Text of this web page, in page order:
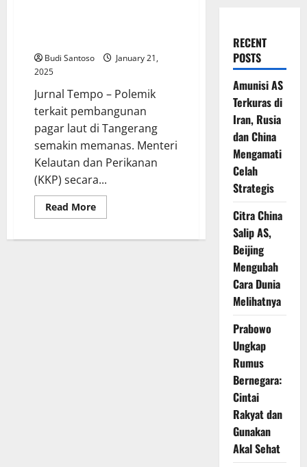
Budi Santoso
January 21,
2025
Jurnal Tempo – Polemik
terkait pembangunan
pagar laut di Tangerang
semakin memanas. Menteri
Kelautan dan Perikanan
(KKP) secara...
Read MoreRead
more
KKP
RECENT
POSTS
Amunisi AS
Terkuras di
Iran, Rusia
dan China
Mengamati
Celah
Strategis
Citra China
Salip AS,
Beijing
Mengubah
Cara Dunia
Melihatnya
Prabowo
Ungkap
Rumus
Bernegara:
Cintai
Rakyat dan
Gunakan
Akal Sehat